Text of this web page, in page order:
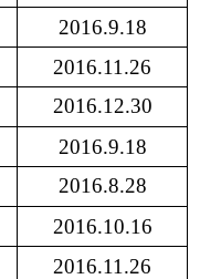
2016.9.18
2016.11.26
2016.12.30
2016.9.18
2016.8.28
2016.10.16
2016.11.26